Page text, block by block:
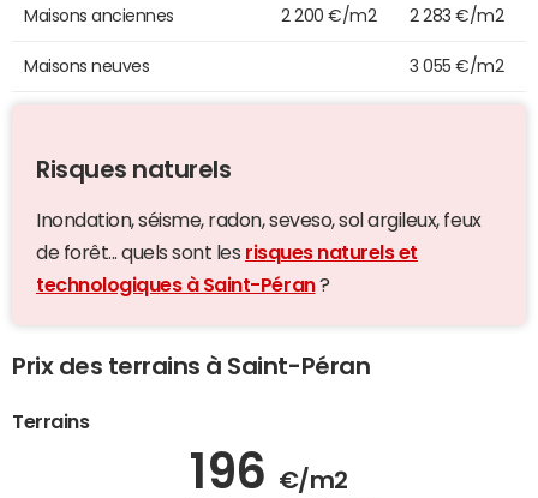
Maisons anciennes 2 200 €/m2 2 283 €/m2
Maisons neuves 3 055 €/m2
Risques naturels
Inondation, séisme, radon, seveso, sol argileux, feux
de forêt... quels sont les risques naturels et
technologiques à Saint-Péran?
Prix des terrains à Saint-Péran
Terrains
196 €/m2